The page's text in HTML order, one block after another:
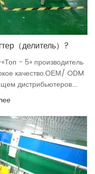
（делитель）?
- 5» производитель
качество.ОЕМ/ ODM
дистрибьютеров.